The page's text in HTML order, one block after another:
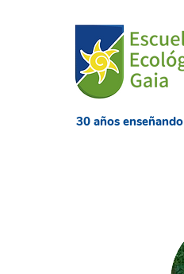
​30 años enseñando